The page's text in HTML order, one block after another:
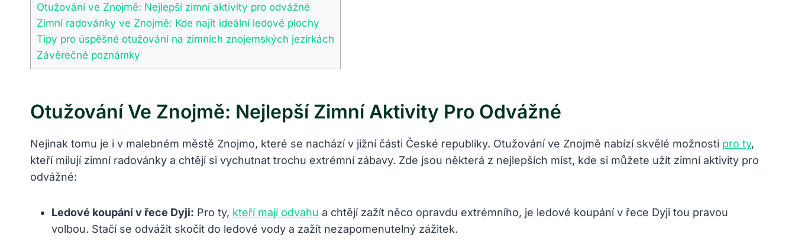
Otužování ve Znojmě: Nejlepší zimní aktivity⁢ pro odvážné
Zimní radovánky ve Znojmě: Kde najít ideální ledové plochy
Tipy pro úspěšné otužování na​ zimních znojemských ‍jezírkách
Závěrečné poznámky
Otužování Ve Znojmě: Nejlepší Zimní Aktivity⁢ Pro Odvážné
Nejinak tomu je i v ⁤malebném ​městě Znojmo, ⁢které⁤ se nachází v jižní části České republiky.⁢ Otužování ve⁣ Znojmě nabízí‌ skvělé možnosti pro ty,⁣
kteří milují zimní radovánky a chtějí si vychutnat trochu extrémní zábavy. Zde jsou některá z nejlepších‌ míst, kde si můžete ⁢užít zimní aktivity pro
odvážné:
Ledové​ koupání‌ v řece Dyji: Pro ty, kteří mají odvahu a chtějí zažít ⁤něco opravdu extrémního, je ledové koupání ⁣v řece Dyji tou pravou
volbou. Stačí ⁢se ⁤odvážit ⁢skočit⁣ do ledové⁢ vody a zažít nezapomenutelný zážitek.